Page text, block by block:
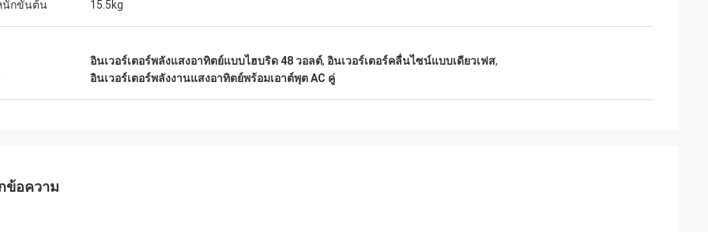
นักขั้นต้น 15.5kg
อินเวอร์เตอร์พลังแสงอาทิตย์แบบไฮบริด 48 วอลต์, อินเวอร์เตอร์คลื่นไซน์แบบเดียวเฟส,
อินเวอร์เตอร์พลังงานแสงอาทิตย์พร้อมเอาต์พุต AC คู่
ข้อความ